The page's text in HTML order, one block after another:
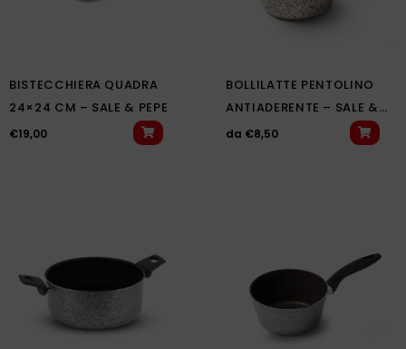
BISTECCHIERA QUADRA
24×24 CM – SALE & PEPE
€19,00
BOLLILATTE PENTOLINO
ANTIADERENTE – SALE &
PEPE
da €8,50